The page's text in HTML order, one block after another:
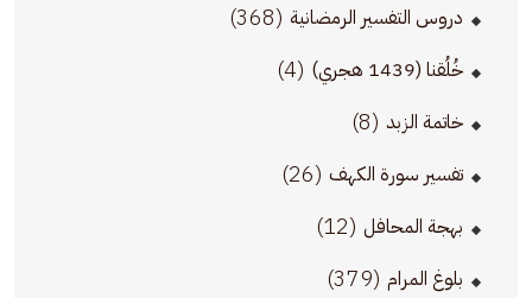
دروس التفسير الرمضانية (368)
خُلُقنا (1439 هجري) (4)
خاتمة الزبد (8)
تفسير سورة الكهف (26)
بهجة المحافل (12)
بلوغ المرام (379)